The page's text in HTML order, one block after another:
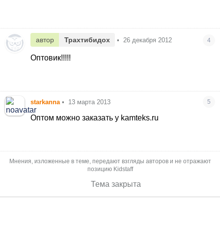
автор Трахтибидох • 26 декабря 2012 4
Оптовик!!!!!
starkanna • 13 марта 2013 5
Оптом можно заказать у kamteks.ru
Мнения, изложенные в теме, передают взгляды авторов и не отражают
позицию Kidstaff
Тема закрыта